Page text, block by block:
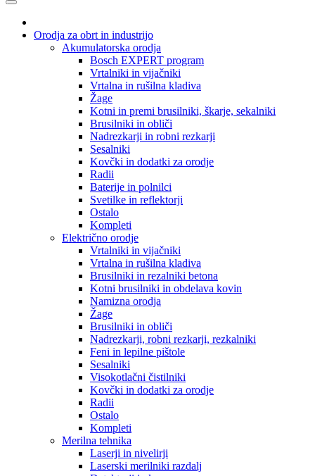
Orodja za obrt in industrijo
Akumulatorska orodja
Bosch EXPERT program
Vrtalniki in vijačniki
Vrtalna in rušilna kladiva
Žage
Kotni in premi brusilniki, škarje, sekalniki
Brusilniki in obliči
Nadrezkarji in robni rezkarji
Sesalniki
Kovčki in dodatki za orodje
Radii
Baterije in polnilci
Svetilke in reflektorji
Ostalo
Kompleti
Električno orodje
Vrtalniki in vijačniki
Vrtalna in rušilna kladiva
Brusilniki in rezalniki betona
Kotni brusilniki in obdelava kovin
Namizna orodja
Žage
Brusilniki in obliči
Nadrezkarji, robni rezkarji, rezkalniki
Feni in lepilne pištole
Sesalniki
Visokotlačni čistilniki
Kovčki in dodatki za orodje
Radii
Ostalo
Kompleti
Merilna tehnika
Laserji in nivelirji
Laserski merilniki razdalj